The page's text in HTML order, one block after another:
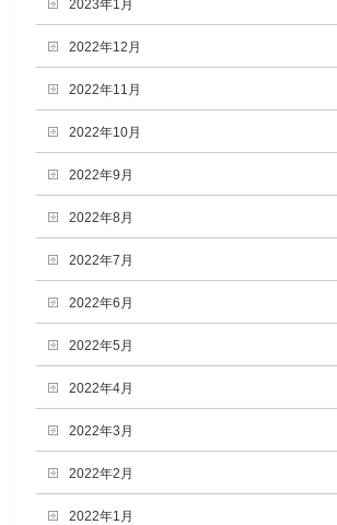
2023年1月
2022年12月
2022年11月
2022年10月
2022年9月
2022年8月
2022年7月
2022年6月
2022年5月
2022年4月
2022年3月
2022年2月
2022年1月